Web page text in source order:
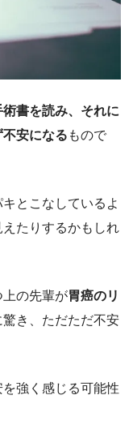
書を読み、それに
安になる もので
とこなしているよ
たりするかもしれ
の先輩が胃癌のリ
驚き、ただただ不安
強く感じる可能性